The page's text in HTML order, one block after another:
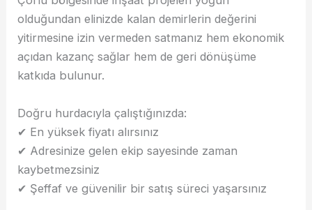
olduğundan elinizde kalan demirlerin değerini
yitirmesine izin vermeden satmanız hem ekonomik
açıdan kazanç sağlar hem de geri dönüşüme
katkıda bulunur.
Doğru hurdacıyla çalıştığınızda:
✔ En yüksek fiyatı alırsınız
✔ Adresinize gelen ekip sayesinde zaman
kaybetmezsiniz
✔ Şeffaf ve güvenilir bir satış süreci yaşarsınız